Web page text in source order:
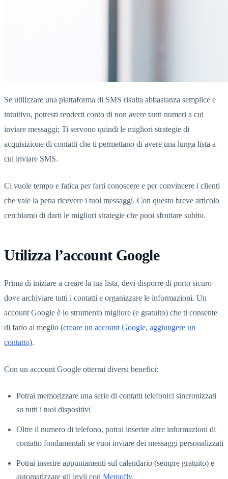
Se utilizzare una piattaforma di SMS risulta abbastanza semplice e
intuitivo, potresti renderti conto di non avere tanti numeri a cui
inviare messaggi; Ti servono quindi le migliori strategie di
acquisizione di contatti che ti permettano di avere una lunga lista a
cui inviare SMS.
Ci vuole tempo e fatica per farti conoscere e per convincere i clienti
che vale la pena ricevere i tuoi messaggi. Con questo breve articolo
cerchiamo di darti le migliori strategie che puoi sfruttare subito.
Utilizza l’account Google
Prima di iniziare a creare la tua lista, devi disporre di porto sicuro
dove archiviare tutti i contatti e organizzare le informazioni. Un
account Google è lo strumento migliore (e gratuito) che ti consente
di farlo al meglio (creare un account Google, aggiungere un
contatto).
Con un account Google otterrai diversi benefici:
Potrai memorizzare una serie di contatti telefonici sincronizzati
su tutti i tuoi dispositivi
Oltre il numero di telefono, potrai inserire altre informazioni di
contatto fondamentali se vuoi inviare dei messaggi personalizzati
Potrai inserire appuntamenti sul calendario (sempre gratuito) e
automatizzare gli invii con Memofly.